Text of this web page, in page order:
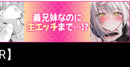
ーズ
部リカ
ゆるキャン△
ブ!
ティア・ハリベル
】